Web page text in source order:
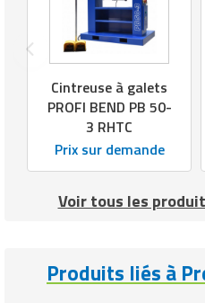
Cintreuse à galets
PROFI BEND PB 50-
3 RHTC
Prix sur demande
Voir tous les
Produits liés à